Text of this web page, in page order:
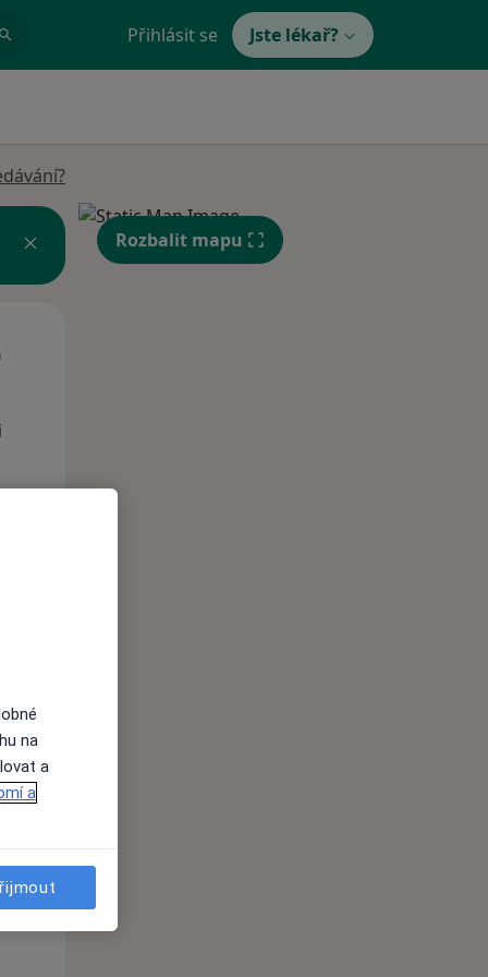
Přihlásit se Jste lékař?
Rozbalit mapu
na
a
a